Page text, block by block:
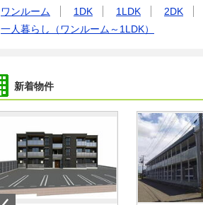
ワンルーム
1DK 1LDK 2DK
一人暮らし（ワンルーム～1LDK）
新着物件